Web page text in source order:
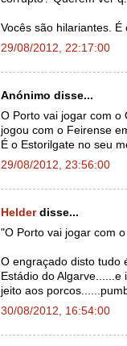
Vocês são hilariantes.
29/08/2012, 22:17:00
Anónimo disse...
O Porto vai jogar com o
jogou com o Feirense
É o Estorilgate no seu
29/08/2012, 23:56:00
Helderdisse...
"O Porto vai jogar com
O engraçado disto tudo
Estádio do
jeito aos
30/08/2012, 16:54:00